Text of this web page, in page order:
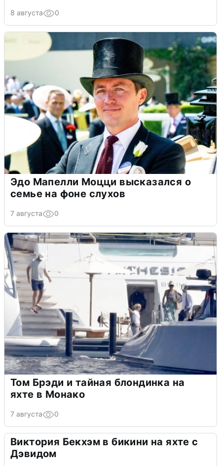
8 августа 0
Эдо Мапелли Моцци высказался о
семье на фоне слухов
7 августа 0
Том Брэди и тайная блондинка на
яхте в Монако
7 августа 0
Виктория Бекхэм в бикини на яхте с
Дэвидом